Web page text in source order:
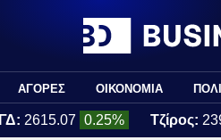
ΑΓΟΡΕΣ ΟΙΚΟΝΟΜΙΑ
ΓΔ: 2615.07 0.25% Τζίρος: